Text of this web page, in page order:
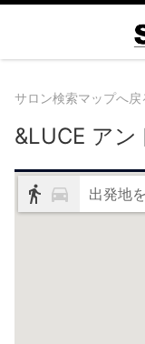
サロン検索マップへ戻
&LUCE アン
出発地